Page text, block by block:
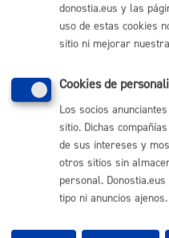
Enlaces útiles
Ofertas de empleo
Mapas - GeoDonostia
Sala de prensa
Mapa web
Otras páginas web
Donostia Kirola
Donostia Turismo
donostia.eus y las
uso de estas cookies
sitio ni mejorar
Cookies de
Los socios
sitio. Dichas
de sus intereses y
otros sitios sin
personal.
tipo ni anuncios ajenos.